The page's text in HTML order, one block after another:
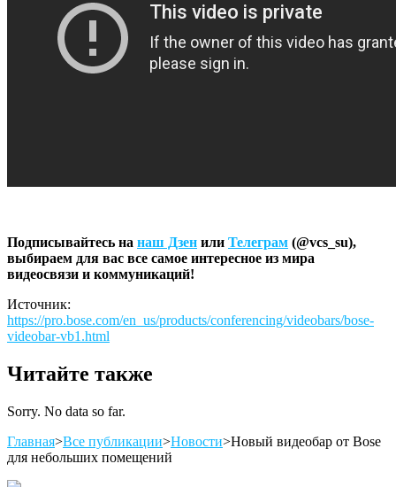
Подписывайтесь на наш Дзен или Телеграм (@vcs_su),
выбираем для вас все самое интересное из мира
видеосвязи и коммуникаций!
Источник:
https://pro.bose.com/en_us/products/conferencing/videobars/bose-
videobar-vb1.html
Читайте также
Sorry. No data so far.
Главная>Все публикации>Новости>Новый видеобар от Bose
для небольших помещений